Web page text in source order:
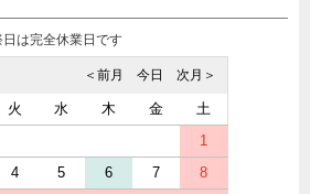
は完全休業日です
次月＞
今日
＜前月
火 水 木 金
土
1
4 5 6 7
8